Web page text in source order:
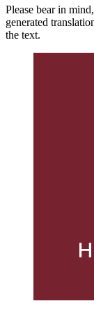
Please bear in
generated
the text.